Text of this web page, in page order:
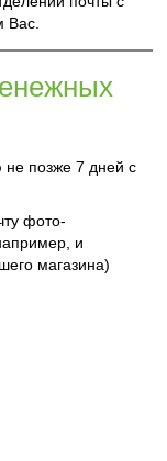
Вас.
позже 7 дней с
фото-
и
магазина)